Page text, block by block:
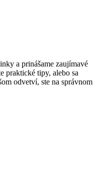
a prinášame zaujímavé
praktické tipy, alebo sa
odvetví, ste na správnom